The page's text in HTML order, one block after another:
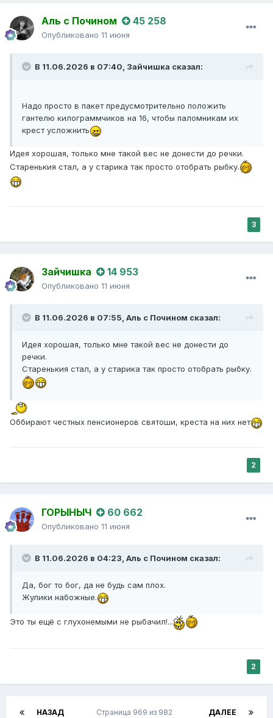
Аль с Почином 45 258
Опубликовано 11 июня
В 11.06.2026 в 07:40, Зайчишка сказал:
Надо просто в пакет предусмотрительно положить
гантелю килограммчиков на 16, чтобы паломникам их
крест усложнить
Идея хорошая, только мне такой вес не донести до речки.
Старенькия стал, а у старика так просто отобрать рыбку.
3
Зайчишка 14 953
Опубликовано 11 июня
В 11.06.2026 в 07:55, Аль с Почином сказал:
Идея хорошая, только мне такой вес не донести до
речки.
Старенькия стал, а у старика так просто отобрать рыбку.
Оббирают честных пенсионеров святоши, креста на них нет
2
ГОРЫНЫЧ 60 662
Опубликовано 11 июня
В 11.06.2026 в 04:23, Аль с Почином сказал:
Да, бог то бог, да не будь сам плох.
Жулики набожные.
Это ты ещё с глухонемыми не рыбачил!...
2
НАЗАД ДАЛЕЕ
Страница 969 из 982